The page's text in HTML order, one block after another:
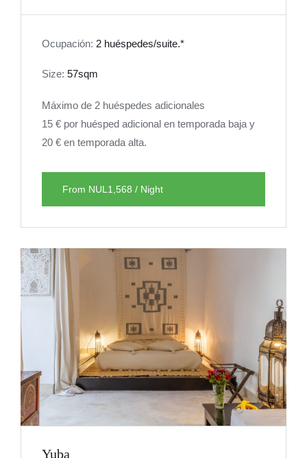
Ocupación: 2 huéspedes/suite.*
Size: 57sqm
Máximo de 2 huéspedes adicionales
15 € por huésped adicional en temporada baja y
20 € en temporada alta.
From NUL1,568 / Night
Yuba